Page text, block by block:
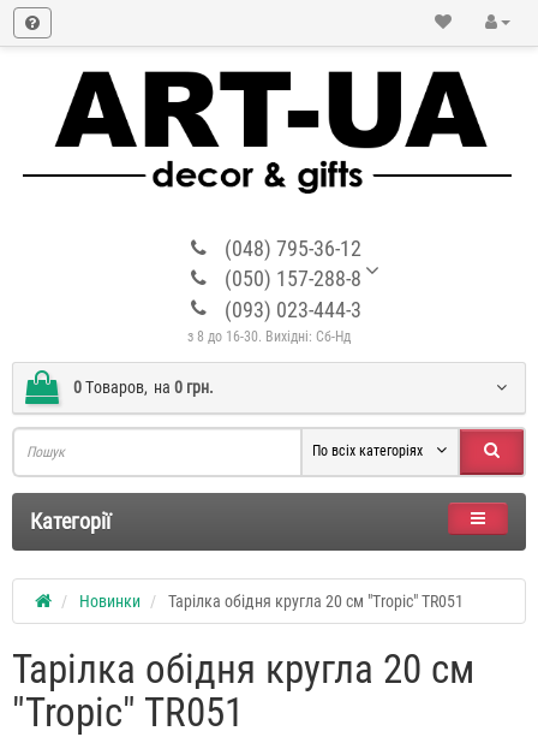
(048) 795-36-12
(050) 157-288-8
(093) 023-444-3
з 8 до 16-30. Вихідні: Сб-Нд
0Tоваров, на 0 грн.
По всіх категоріях
Категорії
Новинки Тарілка обідня кругла 20 см "Tropic" TR051
Тарілка обідня кругла 20 см
"Tropic" TR051